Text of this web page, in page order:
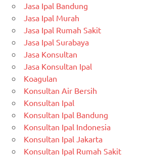
Jasa Ipal Bandung
Jasa Ipal Murah
Jasa Ipal Rumah Sakit
Jasa Ipal Surabaya
Jasa Konsultan
Jasa Konsultan Ipal
Koagulan
Konsultan Air Bersih
Konsultan Ipal
Konsultan Ipal Bandung
Konsultan Ipal Indonesia
Konsultan Ipal Jakarta
Konsultan Ipal Rumah Sakit